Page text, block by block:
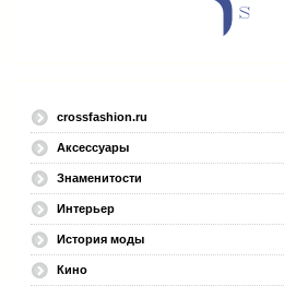
crossfashion.ru
Аксессуары
Знаменитости
Интерьер
История моды
Кино